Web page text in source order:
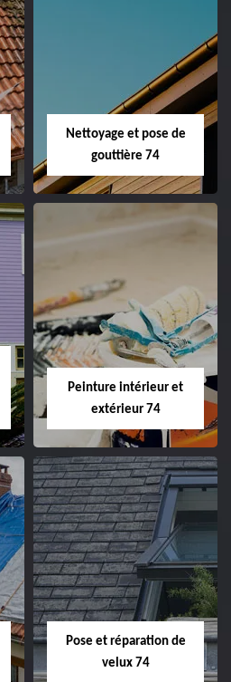
Nettoyage et pose de
gouttière 74
Peinture intérieur et
extérieur 74
Pose et réparation de
velux 74